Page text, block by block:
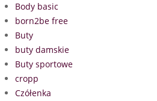
Body basic
born2be free
Buty
buty damskie
Buty sportowe
cropp
Czółenka